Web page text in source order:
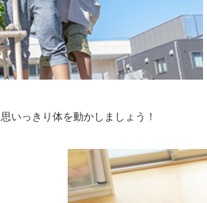
いっきり体を動かしましょう！